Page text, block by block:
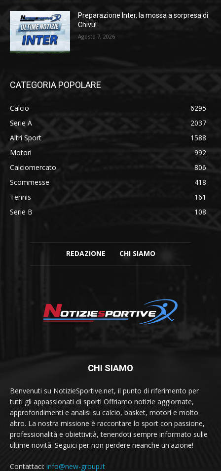
Preparazione Inter, la mossa a sorpresa di
Chivu!
Agosto 7, 2026
CATEGORIA POPOLARE
Calcio
6295
Serie A
2037
Altri Sport
1588
Motori
992
Calciomercato
806
Scommesse
418
Tennis
161
Serie B
108
REDAZIONE CHI SIAMO
CHI SIAMO
Benvenuti su NotizieSportive.net, il punto di riferimento per
tutti gli appassionati di sport! Offriamo notizie aggiornate,
approfondimenti e analisi su calcio, basket, motori e molto
altro. La nostra missione è raccontare lo sport con passione,
professionalità e obiettività, tenendoti sempre informato sulle
ultime novità. Seguici per non perdere neanche un'azione!
Contattaci: info@new-group.it